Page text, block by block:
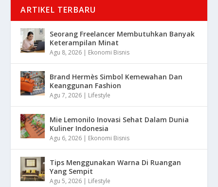
ARTIKEL TERBARU
Seorang Freelancer Membutuhkan Banyak
Keterampilan Minat
Agu 8, 2026 | Ekonomi Bisnis
Brand Hermès Simbol Kemewahan Dan
Keanggunan Fashion
Agu 7, 2026 | Lifestyle
Mie Lemonilo Inovasi Sehat Dalam Dunia
Kuliner Indonesia
Agu 6, 2026 | Ekonomi Bisnis
Tips Menggunakan Warna Di Ruangan
Yang Sempit
Agu 5, 2026 | Lifestyle